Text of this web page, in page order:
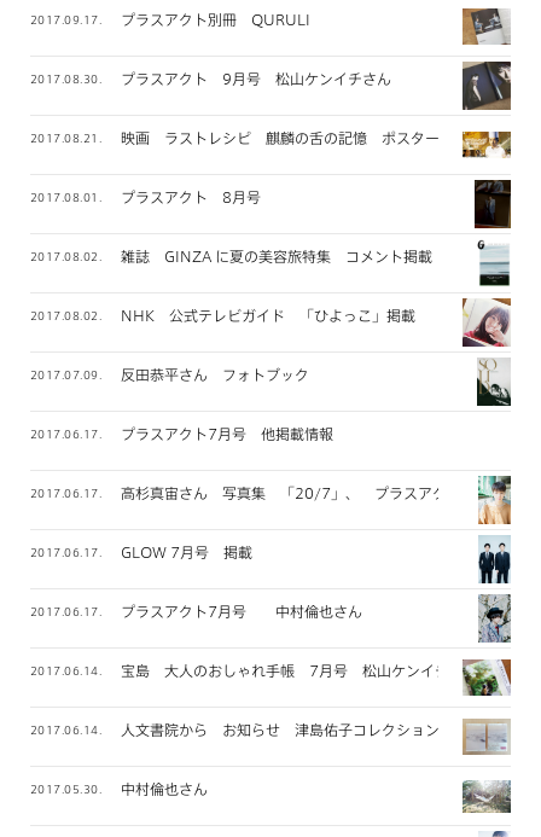
2017.09.17. プラスアクト別冊 QURULI
2017.08.30. プラスアクト 9月号 松山ケンイチさん
2017.08.21. 映画 ラストレシピ 麒麟の舌の記憶 ポスタービジュアル
2017.08.01. プラスアクト 8月号
2017.08.02. 雑誌 GINZA に夏の美容旅特集 コメント掲載
2017.08.02. NHK 公式テレビガイド 「ひよっこ」掲載
2017.07.09. 反田恭平さん フォトブック
2017.06.17. プラスアクト7月号 他掲載情報
2017.06.17. 高杉真宙さん 写真集 「20/7」、 プラスアクト掲載
2017.06.17. GLOW 7月号 掲載
2017.06.17. プラスアクト7月号 中村倫也さん
2017.06.14. 宝島 大人のおしゃれ手帳 7月号 松山ケンイチさん
2017.06.14. 人文書院から お知らせ 津島佑子コレクション
2017.05.30. 中村倫也さん